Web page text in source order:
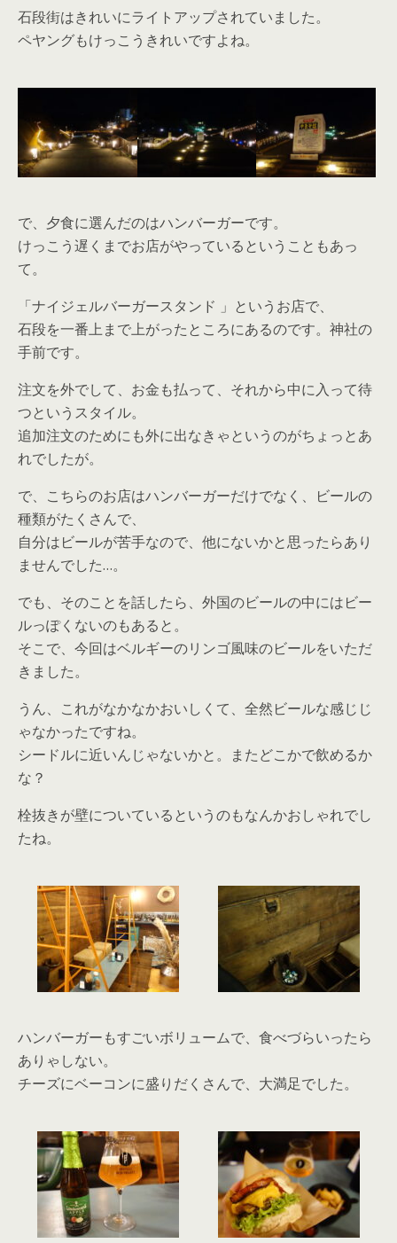
石段街はきれいにライトアップされていました。
ペヤングもけっこうきれいですよね。
で、夕食に選んだのはハンバーガーです。
けっこう遅くまでお店がやっているということもあっ
て。
「ナイジェルバーガースタンド 」というお店で、
石段を一番上まで上がったところにあるのです。神社の
手前です。
注文を外でして、お金も払って、それから中に入って待
つというスタイル。
追加注文のためにも外に出なきゃというのがちょっとあ
れでしたが。
で、こちらのお店はハンバーガーだけでなく、ビールの
種類がたくさんで、
自分はビールが苦手なので、他にないかと思ったらあり
ませんでした…。
でも、そのことを話したら、外国のビールの中にはビー
ルっぽくないのもあると。
そこで、今回はベルギーのリンゴ風味のビールをいただ
きました。
うん、これがなかなかおいしくて、全然ビールな感じじ
ゃなかったですね。
シードルに近いんじゃないかと。またどこかで飲めるか
な？
栓抜きが壁についているというのもなんかおしゃれでし
たね。
ハンバーガーもすごいボリュームで、食べづらいったら
ありゃしない。
チーズにベーコンに盛りだくさんで、大満足でした。